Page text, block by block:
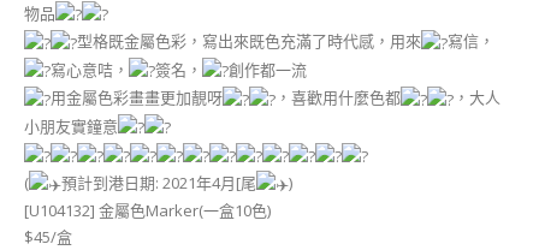
物品
型格既金屬色彩，寫出來既色充滿了時代感，用來
寫信，
寫心意咭，
簽名，
創作都一流
用金屬色彩畫畫更加靚呀
，喜歡用什麼色都
，大人
小朋友實鐘意
( 預計到港日期: 2021年4月[尾
)
[U104132] 金屬色Marker(一盒10色)
$45/盒